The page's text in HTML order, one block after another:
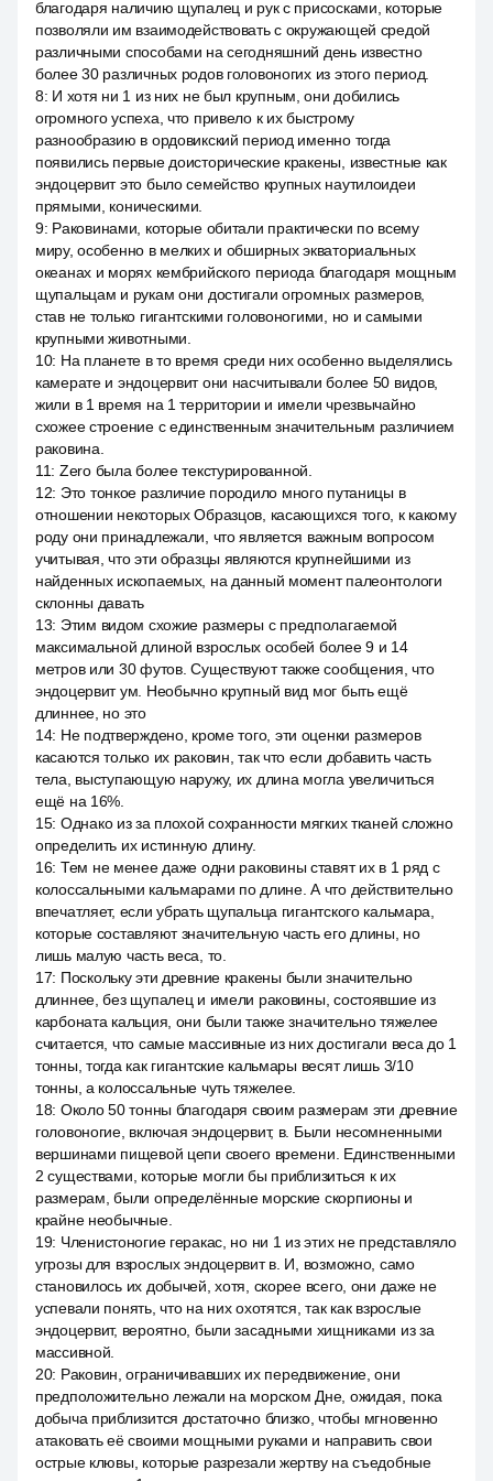
благодаря наличию щупалец и рук с присосками, которые
позволяли им взаимодействовать с окружающей средой
различными способами на сегодняшний день известно
более 30 различных родов головоногих из этого период.
8: И хотя ни 1 из них не был крупным, они добились
огромного успеха, что привело к их быстрому
разнообразию в ордовикский период именно тогда
появились первые доисторические кракены, известные как
эндоцервит это было семейство крупных наутилоидеи
прямыми, коническими.
9: Раковинами, которые обитали практически по всему
миру, особенно в мелких и обширных экваториальных
океанах и морях кембрийского периода благодаря мощным
щупальцам и рукам они достигали огромных размеров,
став не только гигантскими головоногими, но и самыми
крупными животными.
10: На планете в то время среди них особенно выделялись
камерате и эндоцервит они насчитывали более 50 видов,
жили в 1 время на 1 территории и имели чрезвычайно
схожее строение с единственным значительным различием
раковина.
11: Zero была более текстурированной.
12: Это тонкое различие породило много путаницы в
отношении некоторых Образцов, касающихся того, к какому
роду они принадлежали, что является важным вопросом
учитывая, что эти образцы являются крупнейшими из
найденных ископаемых, на данный момент палеонтологи
склонны давать
13: Этим видом схожие размеры с предполагаемой
максимальной длиной взрослых особей более 9 и 14
метров или 30 футов. Существуют также сообщения, что
эндоцервит ум. Необычно крупный вид мог быть ещё
длиннее, но это
14: Не подтверждено, кроме того, эти оценки размеров
касаются только их раковин, так что если добавить часть
тела, выступающую наружу, их длина могла увеличиться
ещё на 16%.
15: Однако из за плохой сохранности мягких тканей сложно
определить их истинную длину.
16: Тем не менее даже одни раковины ставят их в 1 ряд с
колоссальными кальмарами по длине. А что действительно
впечатляет, если убрать щупальца гигантского кальмара,
которые составляют значительную часть его длины, но
лишь малую часть веса, то.
17: Поскольку эти древние кракены были значительно
длиннее, без щупалец и имели раковины, состоявшие из
карбоната кальция, они были также значительно тяжелее
считается, что самые массивные из них достигали веса до 1
тонны, тогда как гигантские кальмары весят лишь 3/10
тонны, а колоссальные чуть тяжелее.
18: Около 50 тонны благодаря своим размерам эти древние
головоногие, включая эндоцервит, в. Были несомненными
вершинами пищевой цепи своего времени. Единственными
2 существами, которые могли бы приблизиться к их
размерам, были определённые морские скорпионы и
крайне необычные.
19: Членистоногие геракас, но ни 1 из этих не представляло
угрозы для взрослых эндоцервит в. И, возможно, само
становилось их добычей, хотя, скорее всего, они даже не
успевали понять, что на них охотятся, так как взрослые
эндоцервит, вероятно, были засадными хищниками из за
массивной.
20: Раковин, ограничивавших их передвижение, они
предположительно лежали на морском Дне, ожидая, пока
добыча приблизится достаточно близко, чтобы мгновенно
атаковать её своими мощными руками и направить свои
острые клювы, которые разрезали жертву на съедобные